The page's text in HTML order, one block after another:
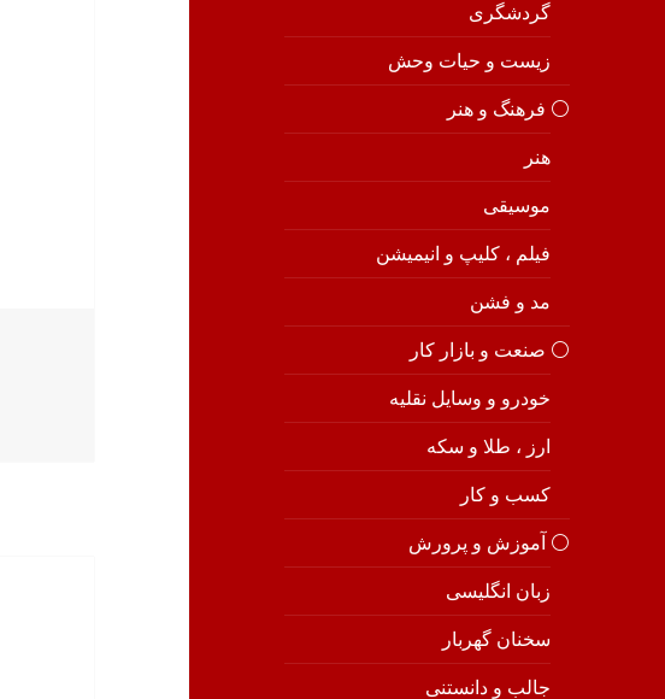
گردشگری
زیست و حیات وحش
⚪️ فرهنگ و هنر
هنر
موسیقی
فیلم ، کلیپ و انیمیشن
مد و فشن
⚪️ صنعت و بازار کار
خودرو و وسایل نقلیه
ارز ، طلا و سکه
کسب و کار
⚪️ آموزش و پرورش
زبان انگلیسی
سخنان گهربار
جالب و دانستنی